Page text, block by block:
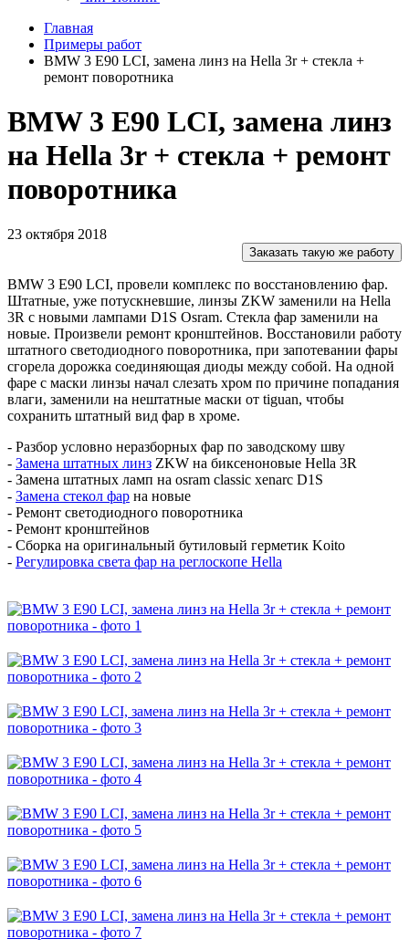
Главная
Примеры работ
BMW 3 E90 LCI, замена линз на Hella 3r + стекла +
ремонт поворотника
BMW 3 E90 LCI, замена линз
на Hella 3r + стекла + ремонт
поворотника
23 октября 2018
Заказать такую же работу
BMW 3 E90 LCI, провели комплекс по восстановлению фар.
Штатные, уже потускневшие, линзы ZKW заменили на Hella
3R с новыми лампами D1S Osram. Стекла фар заменили на
новые. Произвели ремонт кронштейнов. Восстановили работу
штатного светодиодного поворотника, при запотевании фары
сгорела дорожка соединяющая диоды между собой. На одной
фаре с маски линзы начал слезать хром по причине попадания
влаги, заменили на нештатные маски от tiguan, чтобы
сохранить штатный вид фар в хроме.
- Разбор условно неразборных фар по заводскому шву
- Замена штатных линз ZKW на биксеноновые Hella 3R
- Замена штатных ламп на osram classic xenarc D1S
- Замена стекол фар на новые
- Ремонт светодиодного поворотника
- Ремонт кронштейнов
- Сборка на оригинальный бутиловый герметик Koito
- Регулировка света фар на реглоскопе Hella